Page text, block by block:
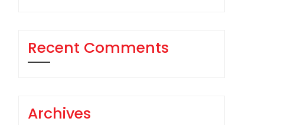
Recent Comments
Archives